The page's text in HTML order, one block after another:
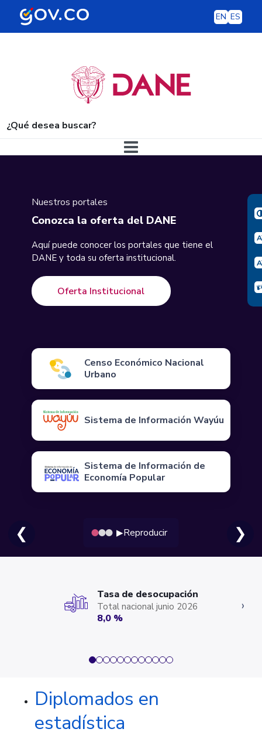
EN ES
¿Qué desea buscar?
Nuestros portales
Conozca la oferta del DANE
Aquí puede conocer los portales que tiene el
DANE y toda su oferta institucional.
Oferta Institucional
Censo Económico Nacional
Urbano
Sistema de Información Wayúu
Sistema de Información de
Economía Popular
❮ ▶Reproducir ❯
Total nacional junio 2026
Tasa de desocupación
8,0 %
›
Diplomados en
estadística